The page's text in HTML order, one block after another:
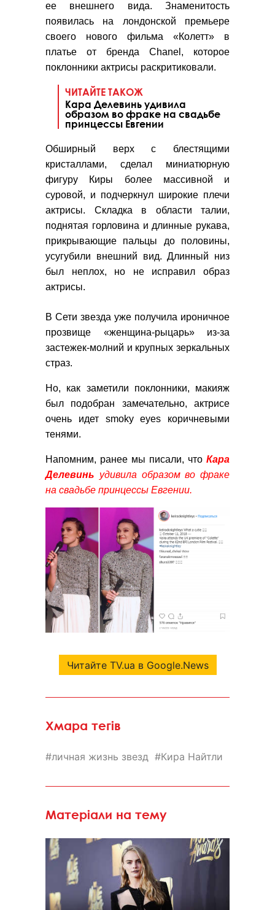
ее внешнего вида. Знаменитость
появилась на лондонской премьере
своего нового фильма «Колетт» в
платье от бренда Chanel, которое
поклонники актрисы раскритиковали.
ЧИТАЙТЕ ТАКОЖ
Кара Делевинь удивила
образом во фраке на свадьбе
принцессы Евгении
Обширный верх с блестящими
кристаллами, сделал миниатюрную
фигуру Киры более массивной и
суровой, и подчеркнул широкие плечи
актрисы. Складка в области талии,
поднятая горловина и длинные рукава,
прикрывающие пальцы до половины,
усугубили внешний вид. Длинный низ
был неплох, но не исправил образ
актрисы.
В Сети звезда уже получила ироничное
прозвище «женщина-рыцарь» из-за
застежек-молний и крупных зеркальных
страз.
Но, как заметили поклонники, макияж
был подобран замечательно, актрисе
очень идет smoky eyes коричневыми
тенями.
Напомним, ранее мы писали, что Кара
Делевинь удивила образом во фраке
на свадьбе принцессы Евгении.
Читайте TV.ua в Google.News
Хмара тегів
личная жизнь звезд Кира Найтли
Матеріали на тему